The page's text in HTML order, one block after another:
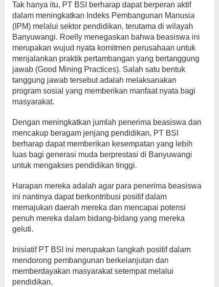
Tak hanya itu, PT BSI berharap dapat berperan aktif
dalam meningkatkan Indeks Pembangunan Manusia
(IPM) melalui sektor pendidikan, terutama di wilayah
Banyuwangi. Roelly menegaskan bahwa beasiswa ini
merupakan wujud nyata komitmen perusahaan untuk
menjalankan praktik pertambangan yang bertanggung
jawab (Good Mining Practices). Salah satu bentuk
tanggung jawab tersebut adalah melaksanakan
program sosial yang memberikan manfaat nyata bagi
masyarakat.
Dengan meningkatkan jumlah penerima beasiswa dan
mencakup beragam jenjang pendidikan, PT BSI
berharap dapat memberikan kesempatan yang lebih
luas bagi generasi muda berprestasi di Banyuwangi
untuk mengakses pendidikan tinggi.
Harapan mereka adalah agar para penerima beasiswa
ini nantinya dapat berkontribusi positif dalam
memajukan daerah mereka dan mencapai potensi
penuh mereka dalam bidang-bidang yang mereka
geluti.
Inisiatif PT BSI ini merupakan langkah positif dalam
mendorong pembangunan berkelanjutan dan
memberdayakan masyarakat setempat melalui
pendidikan.